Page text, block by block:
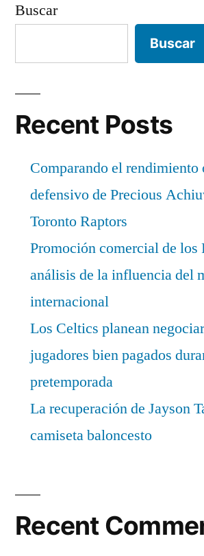
Buscar
Buscar
Recent Posts
Comparando el
defensivo de Precious
Toronto Raptors
Promoción comercial de los
análisis de la influencia del
internacional
Los Celtics planean
jugadores bien pagados
pretemporada
La recuperación de Jayson
camiseta baloncesto
Recent